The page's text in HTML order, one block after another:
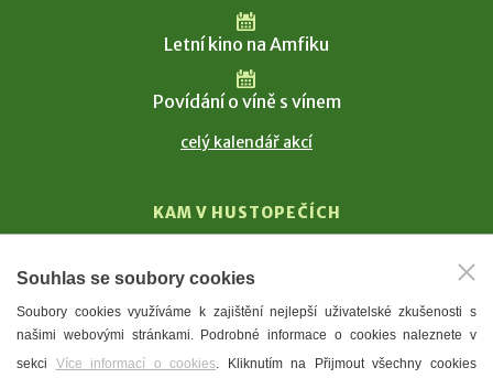
Letní kino na Amfiku
Povídání o víně s vínem
celý kalendář akcí
KAM V HUSTOPEČÍCH
T. G. Masaryk
Mandloně
Ubytování
Souhlas se soubory cookies
Soubory cookies využíváme k zajištění nejlepší uživatelské zkušenosti s
našimi webovými stránkami. Podrobné informace o cookies naleznete v
sekci Více informací o cookies. Kliknutím na Přijmout všechny cookies